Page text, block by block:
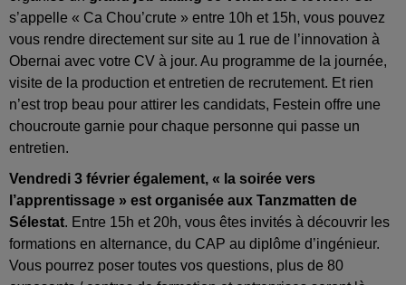
s’appelle « Ca Chou’crute » entre 10h et 15h, vous pouvez
vous rendre directement sur site au 1 rue de l’innovation à
Obernai avec votre CV à jour. Au programme de la journée,
visite de la production et entretien de recrutement. Et rien
n’est trop beau pour attirer les candidats, Festein offre une
choucroute garnie pour chaque personne qui passe un
entretien.
Vendredi 3 février également, « la soirée vers
l’apprentissage » est organisée aux Tanzmatten de
Sélestat. Entre 15h et 20h, vous êtes invités à découvrir les
formations en alternance, du CAP au diplôme d’ingénieur.
Vous pourrez poser toutes vos questions, plus de 80